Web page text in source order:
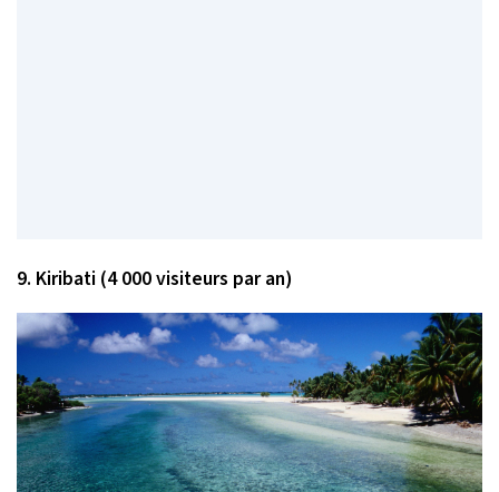
9. Kiribati (4 000 visiteurs par an)